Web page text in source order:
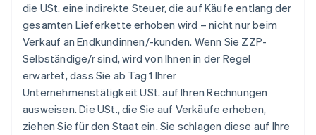
die USt. eine indirekte Steuer, die auf Käufe entlang der
gesamten Lieferkette erhoben wird – nicht nur beim
Verkauf an Endkundinnen/-kunden. Wenn Sie ZZP-
Selbständige/r sind, wird von Ihnen in der Regel
erwartet, dass Sie ab Tag 1 Ihrer
Unternehmenstätigkeit USt. auf Ihren Rechnungen
ausweisen. Die USt., die Sie auf Verkäufe erheben,
ziehen Sie für den Staat ein. Sie schlagen diese auf Ihre